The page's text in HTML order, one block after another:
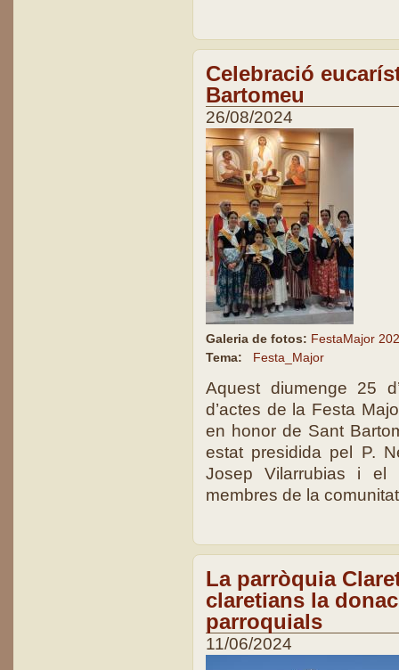
Celebració
Bartomeu
26/08/2024
Galeria de fotos: FestaMajor
Tema:
Festa_Major
Aquest diumenge 25
d’actes de la Festa
en honor de Sant
estat presidida pel P.
Josep Vilarrubias i el
membres de la
La parròquia
claretians la
parroquials
11/06/2024